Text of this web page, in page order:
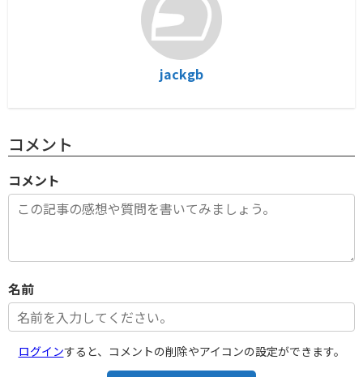
jackgb
コメント
コメント
名前
ログインすると、コメントの削除やアイコンの設定ができます。